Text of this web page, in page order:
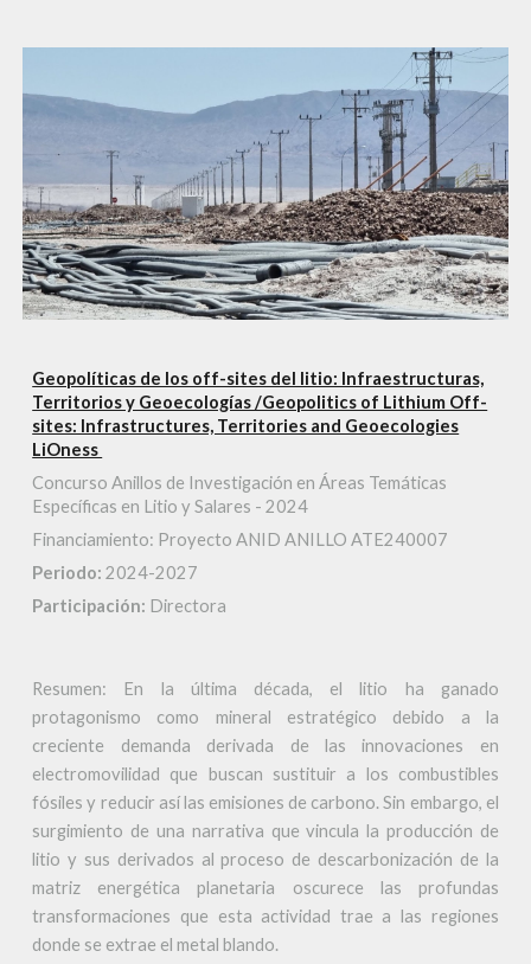
Geopolíticas de los off-sites del litio: Infraestructuras,
Territorios y Geoecologías /Geopolitics of Lithium Off-
sites: Infrastructures, Territories and Geoecologies
LiOness
Concurso Anillos de Investigación en Áreas Temáticas
Específicas en Litio y Salares - 2024
Financiamiento: Proyecto ANID ANILLO ATE240007
Periodo: 2024-2027
Participación: Directora
Resumen: En la última década, el litio ha ganado
protagonismo como mineral estratégico debido a la
creciente demanda derivada de las innovaciones en
electromovilidad que buscan sustituir a los combustibles
fósiles y reducir así las emisiones de carbono. Sin embargo, el
surgimiento de una narrativa que vincula la producción de
litio y sus derivados al proceso de descarbonización de la
matriz energética planetaria oscurece las profundas
transformaciones que esta actividad trae a las regiones
donde se extrae el metal blando.